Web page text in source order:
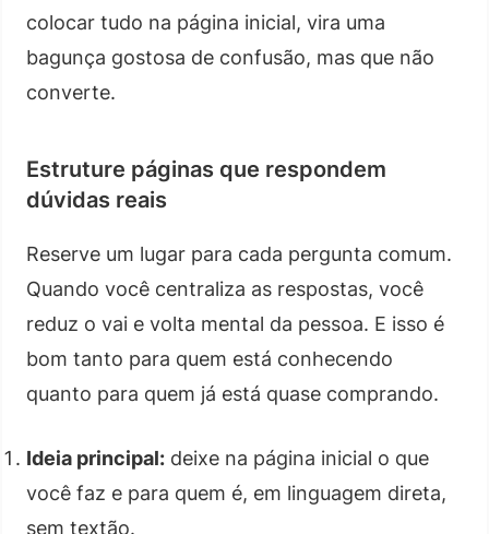
colocar tudo na página inicial, vira uma
bagunça gostosa de confusão, mas que não
converte.
Estruture páginas que respondem
dúvidas reais
Reserve um lugar para cada pergunta comum.
Quando você centraliza as respostas, você
reduz o vai e volta mental da pessoa. E isso é
bom tanto para quem está conhecendo
quanto para quem já está quase comprando.
Ideia principal: deixe na página inicial o que
você faz e para quem é, em linguagem direta,
sem textão.